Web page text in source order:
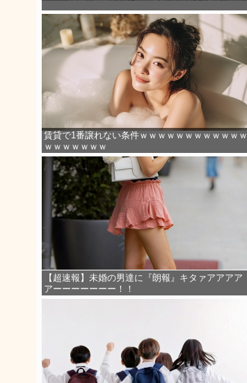
賃貸で1番譲れない条件ｗｗｗｗｗｗｗｗｗｗｗｗ
ｗｗｗｗｗｗｗ
【超速報】未婚の男達に『朗報』キタァアアアア
アーーーーーーー！！